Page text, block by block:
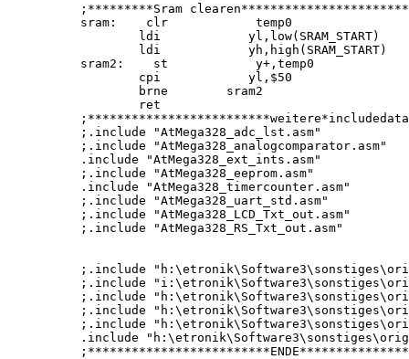
;*********Sram
sram:    clr            temp0
        ldi            yl,low(SRAM_START)
ldi            yh,high(SRAM_START)
sram2:    st            y+,temp0
cpi            yl,$50
        brne        sram2
        ret
;.include "AtMega328_adc_lst.asm"
;.include "AtMega328_analogcomparator.asm"
.include "AtMega328_ext_ints.asm"
;.include "AtMega328_eeprom.asm"
.include "AtMega328_timercounter.asm"
;.include "AtMega328_uart_std.asm"
;.include "AtMega328_LCD_Txt_out.asm"
;.include "AtMega328_RS_Txt_out.asm"
;.include
;.include
;.include
;.include
;.include
.include